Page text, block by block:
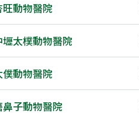
旺動物醫院
壢太樸動物醫院
僕動物醫院
鼻子動物醫院